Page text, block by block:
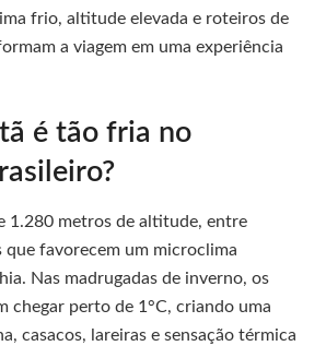
frio, altitude elevada e roteiros de
a viagem em uma experiência
é tão fria no
1.280 metros de altitude, entre
que favorecem um microclima
Nas madrugadas de inverno, os
chegar perto de 1°C, criando uma
casacos, lareiras e sensação térmica